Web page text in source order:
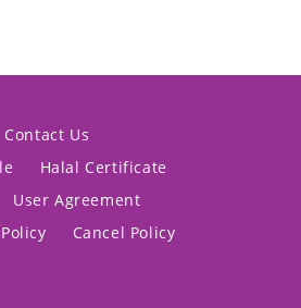
Contact Us
Halal Certificate
User Agreement
Cancel Policy